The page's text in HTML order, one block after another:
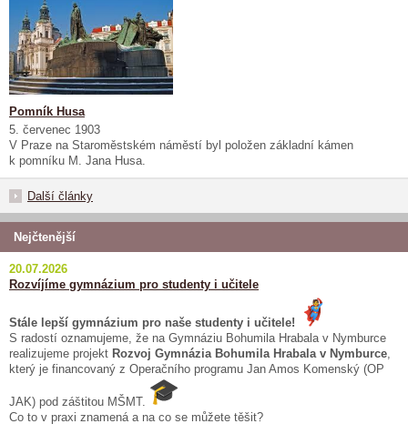
Pomník Husa
5. červenec 1903
V Praze na Staroměstském náměstí byl položen základní kámen
k pomníku M. Jana Husa.
Další články
Nejčtenější
20.07.2026
Rozvíjíme gymnázium pro studenty i učitele
Stále lepší gymnázium pro naše studenty i učitele!
S radostí oznamujeme, že na Gymnáziu Bohumila Hrabala v Nymburce
realizujeme projekt Rozvoj Gymnázia Bohumila Hrabala v Nymburce,
který je financovaný z Operačního programu Jan Amos Komenský (OP
JAK) pod záštitou MŠMT.
Co to v praxi znamená a na co se můžete těšit?